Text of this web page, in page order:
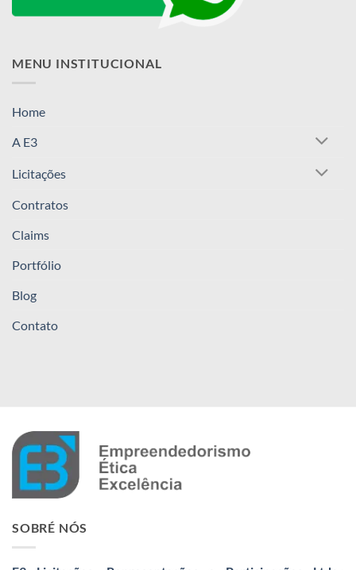
MENU INSTITUCIONAL
Home
A E3
Licitações
Contratos
Claims
Portfólio
Blog
Contato
SOBRÉ NÓS